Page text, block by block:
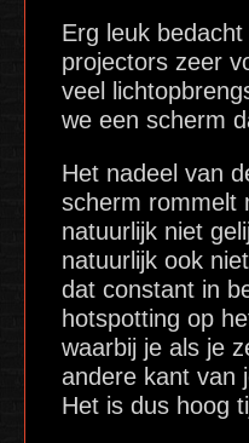
Erg leuk
projectors zeer
veel
we een scherm
Het nadeel van
scherm rommelt
natuurlijk niet
natuurlijk ook
dat constant in
hotspotting op
waarbij je als je
andere kant van
Het is dus hoog